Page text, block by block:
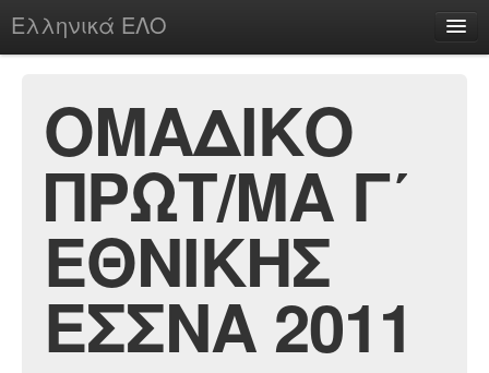
Ελληνικά ΕΛΟ
chesstu.be @ discord
Login
ΟΜΑΔΙΚΟ
ΠΡΩΤ/ΜΑ Γ΄
ΕΘΝΙΚΗΣ
ΕΣΣΝΑ 2011